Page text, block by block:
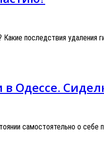
последствия удаления
Одессе.
самостоятельно о